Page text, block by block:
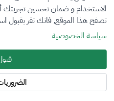
الموقع الإلكتروني :
العنوان :
سلطان, مكة المكرمة, جدة, 23817
الاستخدام و ضمان تحسين تجربتك
تصفح هذا الموقع, فانك تقر بقبول
سياسة الخصوصية